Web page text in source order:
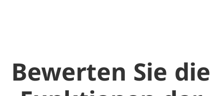
Bewerten Sie die